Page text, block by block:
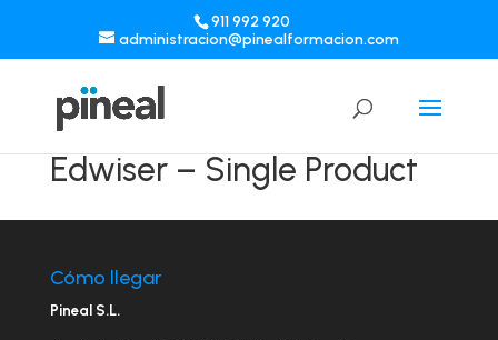
911 992 920
administracion@pinealformacion.com
Edwiser – Single Product
Cómo llegar
Pineal S.L.